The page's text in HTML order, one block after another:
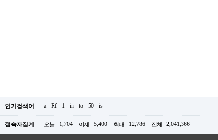
인기검색어 a Rf 1 in to 50 is
접속자집계 오늘 1,704 어제 5,400 최대 12,786 전체 2,041,366